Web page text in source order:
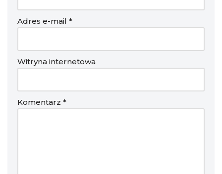
Adres e-mail *
Witryna internetowa
Komentarz *